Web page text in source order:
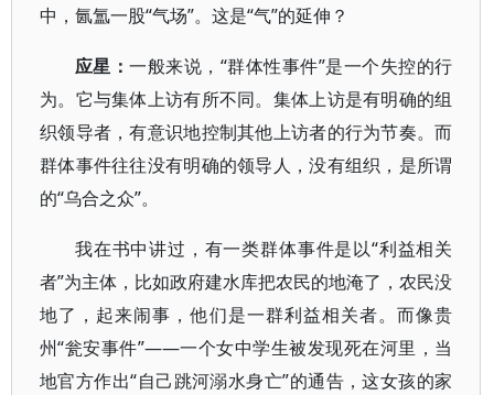
中，氤氲一股“气场”。这是“气”的延伸？
应星：一般来说，“群体性事件”是一个失控的行
为。它与集体上访有所不同。集体上访是有明确的组
织领导者，有意识地控制其他上访者的行为节奏。而
群体事件往往没有明确的领导人，没有组织，是所谓
的“乌合之众”。
我在书中讲过，有一类群体事件是以“利益相关
者”为主体，比如政府建水库把农民的地淹了，农民没
地了，起来闹事，他们是一群利益相关者。而像贵
州“瓮安事件”——一个女中学生被发现死在河里，当
地官方作出“自己跳河溺水身亡”的通告，这女孩的家